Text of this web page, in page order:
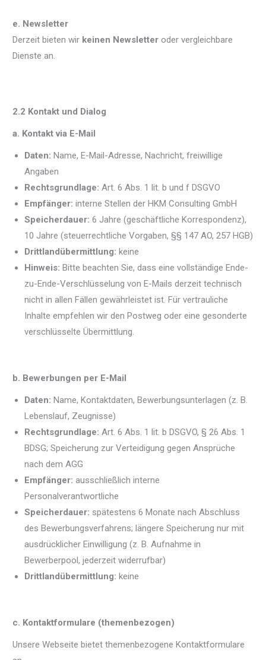
e. Newsletter
Derzeit bieten wir keinen Newsletteroder vergleichbare
Dienste an.
2.2 Kontakt und Dialog
a. Kontakt via E-Mail
Daten: Name, E-Mail-Adresse, Nachricht, freiwillige
Angaben
Rechtsgrundlage: Art. 6 Abs. 1 lit. b und f DSGVO
Empfänger: interne Stellen der HKM Consulting GmbH
Speicherdauer: 6 Jahre (geschäftliche Korrespondenz),
10 Jahre (steuerrechtliche Vorgaben, §§ 147 AO, 257 HGB)
Drittlandübermittlung: keine
Hinweis: Bitte beachten Sie, dass eine vollständige Ende-
zu-Ende-Verschlüsselung von E-Mails derzeit technisch
nicht in allen Fällen gewährleistet ist. Für vertrauliche
Inhalte empfehlen wir den Postweg oder eine gesonderte
verschlüsselte Übermittlung.
b. Bewerbungen per E-Mail
Daten: Name, Kontaktdaten, Bewerbungsunterlagen (z. B.
Lebenslauf, Zeugnisse)
Rechtsgrundlage: Art. 6 Abs. 1 lit. b DSGVO, § 26 Abs. 1
BDSG; Speicherung zur Verteidigung gegen Ansprüche
nach dem AGG
Empfänger: ausschließlich interne
Personalverantwortliche
Speicherdauer: spätestens 6 Monate nach Abschluss
des Bewerbungsverfahrens; längere Speicherung nur mit
ausdrücklicher Einwilligung (z. B. Aufnahme in
Bewerberpool, jederzeit widerrufbar)
Drittlandübermittlung: keine
c. Kontaktformulare (themenbezogen)
Unsere Webseite bietet themenbezogene Kontaktformulare